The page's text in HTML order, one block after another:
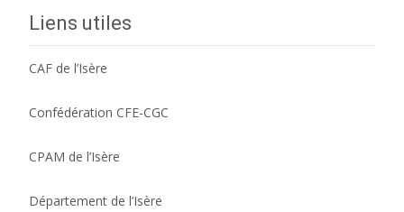
Liens utiles
CAF de l’Isère
Confédération CFE-CGC
CPAM de l’Isère
Département de l’Isère